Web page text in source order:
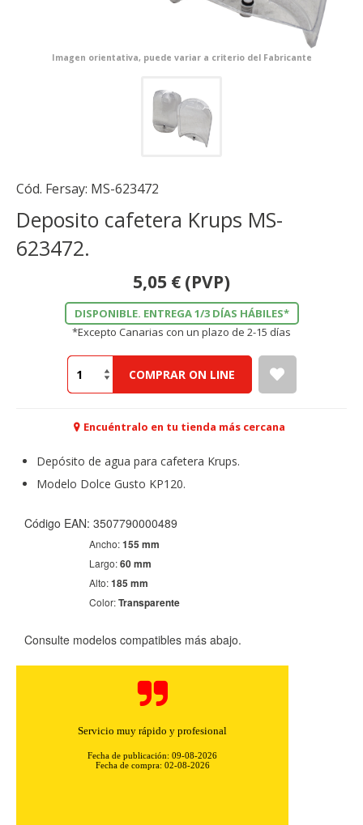
Imagen orientativa, puede variar a criterio del Fabricante
Cód. Fersay: MS-623472
Deposito cafetera Krups MS-
623472.
5,05 € (PVP)
DISPONIBLE. ENTREGA 1/3 DÍAS HÁBILES*
*Excepto Canarias con un plazo de 2-15 días
COMPRAR ON LINE
Encuéntralo en tu tienda más cercana
Depósito de agua para cafetera Krups.
Modelo Dolce Gusto KP120.
Código EAN: 3507790000489
Ancho:155 mm
Largo:60 mm
Alto:185 mm
Color:Transparente
Consulte modelos compatibles más abajo.
Buena yrapida
Fecha de publicación: 08-08-2026
Fecha de compra: 01-08-2026